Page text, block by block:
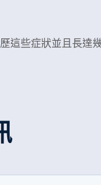
這些症狀並且長達